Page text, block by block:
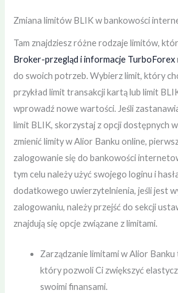
Zmiana limitów BLIK w bankowości
Tam znajdziesz różne rodzaje limitów,
Broker-przegląd i informacje TurboForex
do swoich potrzeb. Wybierz limit, który
przykład limit transakcji kartą lub limit
wprowadź nowe wartości. Jeśli
limit BLIK, skorzystaj z opcji dostępnych
zmienić limity w Alior Banku online,
zalogowanie się do bankowości
tym celu należy użyć swojego loginu i
dodatkowego uwierzytelnienia, jeśli jest
zalogowaniu, należy przejść do sekcji
znajdują się opcje związane z limitami.
Zarządzanie limitami w Alior
który pozwoli Ci zwiększyć
swoimi finansami.